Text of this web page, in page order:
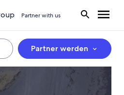
Partner with us
Partner werden